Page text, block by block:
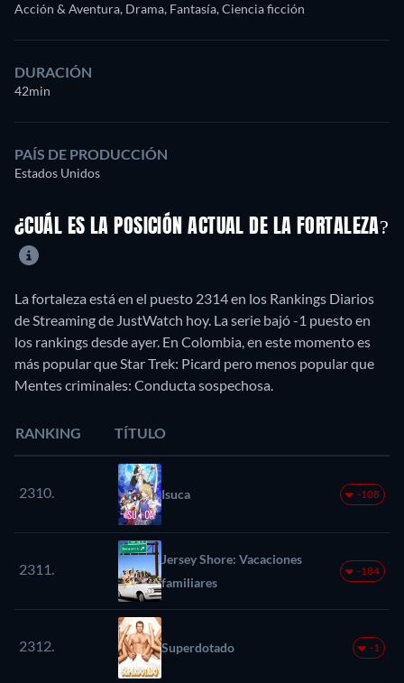
Acción & Aventura, Drama, Fantasía, Ciencia ficción
DURACIÓN
42min
PAÍS DE PRODUCCIÓN
Estados Unidos
¿CUÁL ES LA POSICIÓN ACTUAL DE LA FORTALEZA?
La fortaleza está en el puesto 2314 en los Rankings Diarios
de Streaming de JustWatch hoy. La serie bajó -1 puesto en
los rankings desde ayer. En Colombia, en este momento es
más popular que Star Trek: Picard pero menos popular que
Mentes criminales: Conducta sospechosa.
RANKING TÍTULO
2310. Isuca -108
2311.
Jersey Shore: Vacaciones
familiares
-184
2312. Superdotado -1